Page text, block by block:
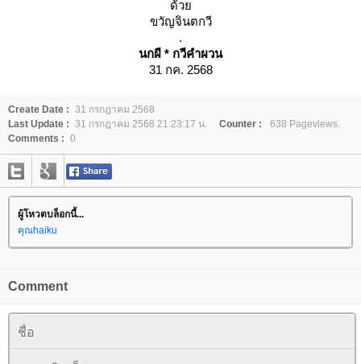
ด้วย
ขวัญจินตกวี
.
นกผี * กวีคำผวน
31 กค. 2568
Create Date : 31 กรกฎาคม 2568
Last Update : 31 กรกฎาคม 2568 21:23:17 น. Counter :
638 Pageviews.
Comments : 0
ผู้โหวตบล็อกนี้...
คุณhaiku
Comment